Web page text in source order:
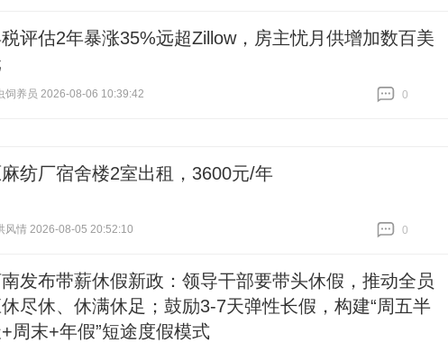
评估2年暴涨35%远超Zillow，房主忧月供增加数百美
饲养员 2026-08-06 10:39:42
0
纺厂宿舍楼2室出租，3600元/年
风情 2026-08-05 20:52:10
0
发布带薪休假新政：领导干部要带头休假，推动全员
尽休、休满休足；鼓励3-7天弹性长假，构建“周五半
周末+年假”短途度假模式